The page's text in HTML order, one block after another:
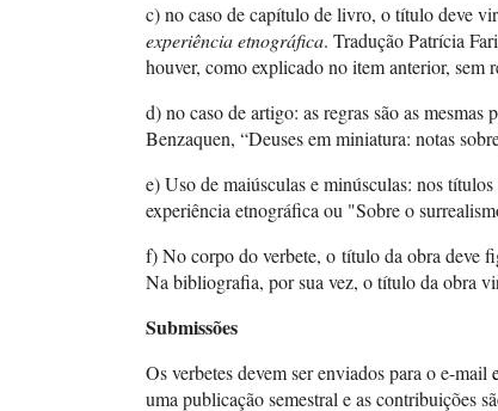
c) no caso de capítulo de livro, o título deve
experiência etnográfica. Tradução Patrícia
houver, como explicado no item anterior, sem
d) no caso de artigo: as regras são as
Benzaquen, “Deuses em miniatura: notas
e) Uso de maiúsculas e minúsculas: nos
experiência etnográfica ou "Sobre o
f) No corpo do verbete, o título da obra deve
Na bibliografia, por sua vez, o título da obra
Submissões
Os verbetes devem ser enviados para o e-mail
uma publicação semestral e as contribuições